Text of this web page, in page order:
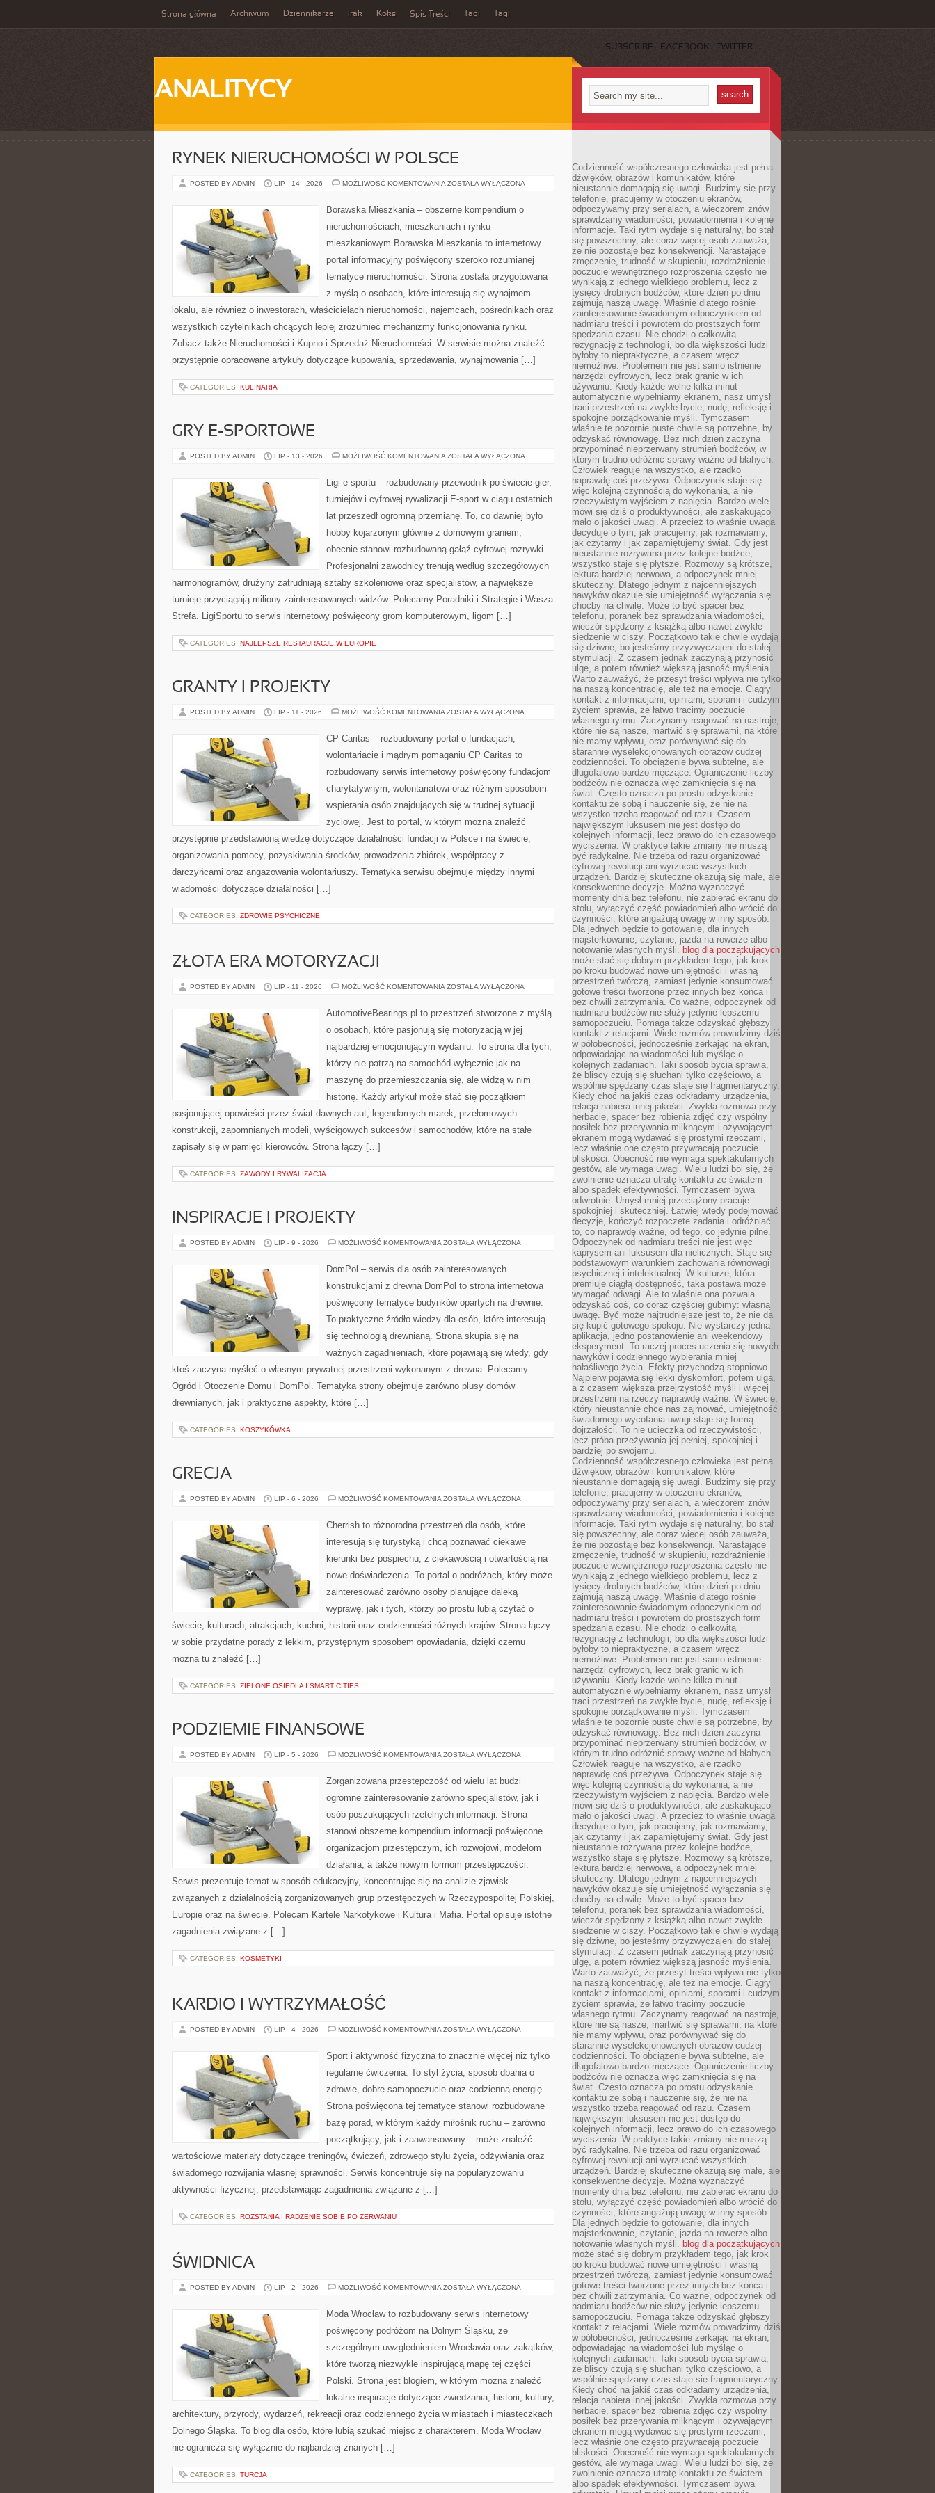
Strona główna Archiwum Dziennikarze Irak Koks Spis Treści Tagi Tagi
SUBSCRIBE FACEBOOK TWITTER
ANALITYCY
RYNEK NIERUCHOMOŚCI W POLSCE
POSTED BY ADMIN LIP - 14 - 2026 MOŻLIWOŚĆ KOMENTOWANIA RYNEK
POLSCE
ZOSTAŁA WYŁĄCZONA
Borawska Mieszkania – obszerne kompendium o
nieruchomościach, mieszkaniach i rynku
mieszkaniowym Borawska Mieszkania to internetowy
portal informacyjny poświęcony szeroko rozumianej
tematyce nieruchomości. Strona została przygotowana
z myślą o osobach, które interesują się wynajmem
lokalu, ale również o inwestorach, właścicielach nieruchomości, najemcach, pośrednikach oraz
wszystkich czytelnikach chcących lepiej zrozumieć mechanizmy funkcjonowania rynku.
Zobacz także Nieruchomości i Kupno i Sprzedaż Nieruchomości. W serwisie można znaleźć
przystępnie opracowane artykuły dotyczące kupowania, sprzedawania, wynajmowania […]
CATEGORIES: KULINARIA
GRY E-SPORTOWE
POSTED BY ADMIN LIP - 13 - 2026 MOŻLIWOŚĆ KOMENTOWANIA GRY
ZOSTAŁA WYŁĄCZONA
Ligi e-sportu – rozbudowany przewodnik po świecie gier,
turniejów i cyfrowej rywalizacji E-sport w ciągu ostatnich
lat przeszedł ogromną przemianę. To, co dawniej było
hobby kojarzonym głównie z domowym graniem,
obecnie stanowi rozbudowaną gałąź cyfrowej rozrywki.
Profesjonalni zawodnicy trenują według szczegółowych
harmonogramów, drużyny zatrudniają sztaby szkoleniowe oraz specjalistów, a największe
turnieje przyciągają miliony zainteresowanych widzów. Polecamy Poradniki i Strategie i Wasza
Strefa. LigiSportu to serwis internetowy poświęcony grom komputerowym, ligom […]
CATEGORIES: NAJLEPSZE RESTAURACJE W EUROPIE
GRANTY I PROJEKTY
POSTED BY ADMIN LIP - 11 - 2026 MOŻLIWOŚĆ KOMENTOWANIA GRANTY
ZOSTAŁA WYŁĄCZONA
CP Caritas – rozbudowany portal o fundacjach,
wolontariacie i mądrym pomaganiu CP Caritas to
rozbudowany serwis internetowy poświęcony fundacjom
charytatywnym, wolontariatowi oraz różnym sposobom
wspierania osób znajdujących się w trudnej sytuacji
życiowej. Jest to portal, w którym można znaleźć
przystępnie przedstawioną wiedzę dotyczące działalności fundacji w Polsce i na świecie,
organizowania pomocy, pozyskiwania środków, prowadzenia zbiórek, współpracy z
darczyńcami oraz angażowania wolontariuszy. Tematyka serwisu obejmuje między innymi
wiadomości dotyczące działalności […]
CATEGORIES: ZDROWIE PSYCHICZNE
ZŁOTA ERA MOTORYZACJI
POSTED BY ADMIN LIP - 11 - 2026 MOŻLIWOŚĆ KOMENTOWANIA ZŁOTA
ZOSTAŁA WYŁĄCZONA
AutomotiveBearings.pl to przestrzeń stworzone z myślą
o osobach, które pasjonują się motoryzacją w jej
najbardziej emocjonującym wydaniu. To strona dla tych,
którzy nie patrzą na samochód wyłącznie jak na
maszynę do przemieszczania się, ale widzą w nim
historię. Każdy artykuł może stać się początkiem
pasjonującej opowieści przez świat dawnych aut, legendarnych marek, przełomowych
konstrukcji, zapomnianych modeli, wyścigowych sukcesów i samochodów, które na stałe
zapisały się w pamięci kierowców. Strona łączy […]
CATEGORIES: ZAWODY I RYWALIZACJA
INSPIRACJE I PROJEKTY
POSTED BY ADMIN LIP - 9 - 2026 MOŻLIWOŚĆ KOMENTOWANIA INSPIRACJE
ZOSTAŁA WYŁĄCZONA
DomPol – serwis dla osób zainteresowanych
konstrukcjami z drewna DomPol to strona internetowa
poświęcony tematyce budynków opartych na drewnie.
To praktyczne źródło wiedzy dla osób, które interesują
się technologią drewnianą. Strona skupia się na
ważnych zagadnieniach, które pojawiają się wtedy, gdy
ktoś zaczyna myśleć o własnym prywatnej przestrzeni wykonanym z drewna. Polecamy
Ogród i Otoczenie Domu i DomPol. Tematyka strony obejmuje zarówno plusy domów
drewnianych, jak i praktyczne aspekty, które […]
CATEGORIES: KOSZYKÓWKA
GRECJA
POSTED BY ADMIN LIP - 6 - 2026 MOŻLIWOŚĆ KOMENTOWANIA GRECJA
ZOSTAŁA WYŁĄCZONA
Cherrish to różnorodna przestrzeń dla osób, które
interesują się turystyką i chcą poznawać ciekawe
kierunki bez pośpiechu, z ciekawością i otwartością na
nowe doświadczenia. To portal o podróżach, który może
zainteresować zarówno osoby planujące daleką
wyprawę, jak i tych, którzy po prostu lubią czytać o
świecie, kulturach, atrakcjach, kuchni, historii oraz codzienności różnych krajów. Strona łączy
w sobie przydatne porady z lekkim, przystępnym sposobem opowiadania, dzięki czemu
można tu znaleźć […]
CATEGORIES: ZIELONE OSIEDLA I SMART CITIES
PODZIEMIE FINANSOWE
POSTED BY ADMIN LIP - 5 - 2026 MOŻLIWOŚĆ KOMENTOWANIA PODZIEMIE
ZOSTAŁA WYŁĄCZONA
Zorganizowana przestępczość od wielu lat budzi
ogromne zainteresowanie zarówno specjalistów, jak i
osób poszukujących rzetelnych informacji. Strona
stanowi obszerne kompendium informacji poświęcone
organizacjom przestępczym, ich rozwojowi, modelom
działania, a także nowym formom przestępczości.
Serwis prezentuje temat w sposób edukacyjny, koncentrując się na analizie zjawisk
związanych z działalnością zorganizowanych grup przestępczych w Rzeczypospolitej Polskiej,
Europie oraz na świecie. Polecam Kartele Narkotykowe i Kultura i Mafia. Portal opisuje istotne
zagadnienia związane z […]
CATEGORIES: KOSMETYKI
KARDIO I WYTRZYMAŁOŚĆ
POSTED BY ADMIN LIP - 4 - 2026 MOŻLIWOŚĆ KOMENTOWANIA KARDIO
ZOSTAŁA WYŁĄCZONA
Sport i aktywność fizyczna to znacznie więcej niż tylko
regularne ćwiczenia. To styl życia, sposób dbania o
zdrowie, dobre samopoczucie oraz codzienną energię.
Strona poświęcona tej tematyce stanowi rozbudowane
bazę porad, w którym każdy miłośnik ruchu – zarówno
początkujący, jak i zaawansowany – może znaleźć
wartościowe materiały dotyczące treningów, ćwiczeń, zdrowego stylu życia, odżywiania oraz
świadomego rozwijania własnej sprawności. Serwis koncentruje się na popularyzowaniu
aktywności fizycznej, przedstawiając zagadnienia związane z […]
CATEGORIES: ROZSTANIA I RADZENIE SOBIE PO ZERWANIU
ŚWIDNICA
POSTED BY ADMIN LIP - 2 - 2026 MOŻLIWOŚĆ KOMENTOWANIA ŚWIDNICA
ZOSTAŁA WYŁĄCZONA
Moda Wrocław to rozbudowany serwis internetowy
poświęcony podróżom na Dolnym Śląsku, ze
szczególnym uwzględnieniem Wrocławia oraz zakątków,
które tworzą niezwykle inspirującą mapę tej części
Polski. Strona jest blogiem, w którym można znaleźć
lokalne inspiracje dotyczące zwiedzania, historii, kultury,
architektury, przyrody, wydarzeń, rekreacji oraz codziennego życia w miastach i miasteczkach
Dolnego Śląska. To blog dla osób, które lubią szukać miejsc z charakterem. Moda Wrocław
nie ogranicza się wyłącznie do najbardziej znanych […]
CATEGORIES: TURCJA
Codzienność współczesnego człowieka jest pełna
dźwięków, obrazów i komunikatów, które
nieustannie domagają się uwagi. Budzimy się przy
telefonie, pracujemy w otoczeniu ekranów,
odpoczywamy przy serialach, a wieczorem znów
sprawdzamy wiadomości, powiadomienia i kolejne
informacje. Taki rytm wydaje się naturalny, bo stał
się powszechny, ale coraz więcej osób zauważa,
że nie pozostaje bez konsekwencji. Narastające
zmęczenie, trudność w skupieniu, rozdrażnienie i
poczucie wewnętrznego rozproszenia często nie
wynikają z jednego wielkiego problemu, lecz z
tysięcy drobnych bodźców, które dzień po dniu
zajmują naszą uwagę. Właśnie dlatego rośnie
zainteresowanie świadomym odpoczynkiem od
nadmiaru treści i powrotem do prostszych form
spędzania czasu. Nie chodzi o całkowitą
rezygnację z technologii, bo dla większości ludzi
byłoby to niepraktyczne, a czasem wręcz
niemożliwe. Problemem nie jest samo istnienie
narzędzi cyfrowych, lecz brak granic w ich
używaniu. Kiedy każde wolne kilka minut
automatycznie wypełniamy ekranem, nasz umysł
traci przestrzeń na zwykłe bycie, nudę, refleksję i
spokojne porządkowanie myśli. Tymczasem
właśnie te pozornie puste chwile są potrzebne, by
odzyskać równowagę. Bez nich dzień zaczyna
przypominać nieprzerwany strumień bodźców, w
którym trudno odróżnić sprawy ważne od błahych.
Człowiek reaguje na wszystko, ale rzadko
naprawdę coś przeżywa. Odpoczynek staje się
więc kolejną czynnością do wykonania, a nie
rzeczywistym wyjściem z napięcia. Bardzo wiele
mówi się dziś o produktywności, ale zaskakująco
mało o jakości uwagi. A przecież to właśnie uwaga
decyduje o tym, jak pracujemy, jak rozmawiamy,
jak czytamy i jak zapamiętujemy świat. Gdy jest
nieustannie rozrywana przez kolejne bodźce,
wszystko staje się płytsze. Rozmowy są krótsze,
lektura bardziej nerwowa, a odpoczynek mniej
skuteczny. Dlatego jednym z najcenniejszych
nawyków okazuje się umiejętność wyłączania się
choćby na chwilę. Może to być spacer bez
telefonu, poranek bez sprawdzania wiadomości,
wieczór spędzony z książką albo nawet zwykłe
siedzenie w ciszy. Początkowo takie chwile wydają
się dziwne, bo jesteśmy przyzwyczajeni do stałej
stymulacji. Z czasem jednak zaczynają przynosić
ulgę, a potem również większą jasność myślenia.
Warto zauważyć, że przesyt treści wpływa nie tylko
na naszą koncentrację, ale też na emocje. Ciągły
kontakt z informacjami, opiniami, sporami i cudzym
życiem sprawia, że łatwo tracimy poczucie
własnego rytmu. Zaczynamy reagować na nastroje,
które nie są nasze, martwić się sprawami, na które
nie mamy wpływu, oraz porównywać się do
starannie wyselekcjonowanych obrazów cudzej
codzienności. To obciążenie bywa subtelne, ale
długofalowo bardzo męczące. Ograniczenie liczby
bodźców nie oznacza więc zamknięcia się na
świat. Często oznacza po prostu odzyskanie
kontaktu ze sobą i nauczenie się, że nie na
wszystko trzeba reagować od razu. Czasem
największym luksusem nie jest dostęp do
kolejnych informacji, lecz prawo do ich czasowego
wyciszenia. W praktyce takie zmiany nie muszą
być radykalne. Nie trzeba od razu organizować
cyfrowej rewolucji ani wyrzucać wszystkich
urządzeń. Bardziej skuteczne okazują się małe, ale
konsekwentne decyzje. Można wyznaczyć
momenty dnia bez telefonu, nie zabierać ekranu do
stołu, wyłączyć część powiadomień albo wrócić do
czynności, które angażują uwagę w inny sposób.
Dla jednych będzie to gotowanie, dla innych
majsterkowanie, czytanie, jazda na rowerze albo
notowanie własnych myśli. blog dla początkujących
może stać się dobrym przykładem tego, jak krok
po kroku budować nowe umiejętności i własną
przestrzeń twórczą, zamiast jedynie konsumować
gotowe treści tworzone przez innych bez końca i
bez chwili zatrzymania. Co ważne, odpoczynek od
nadmiaru bodźców nie służy jedynie lepszemu
samopoczuciu. Pomaga także odzyskać głębszy
kontakt z relacjami. Wiele rozmów prowadzimy dziś
w półobecności, jednocześnie zerkając na ekran,
odpowiadając na wiadomości lub myśląc o
kolejnych zadaniach. Taki sposób bycia sprawia,
że bliscy czują się słuchani tylko częściowo, a
wspólnie spędzany czas staje się fragmentaryczny.
Kiedy choć na jakiś czas odkładamy urządzenia,
relacja nabiera innej jakości. Zwykła rozmowa przy
herbacie, spacer bez robienia zdjęć czy wspólny
posiłek bez przerywania milknącym i ożywającym
ekranem mogą wydawać się prostymi rzeczami,
lecz właśnie one często przywracają poczucie
bliskości. Obecność nie wymaga spektakularnych
gestów, ale wymaga uwagi. Wielu ludzi boi się, że
zwolnienie oznacza utratę kontaktu ze światem
albo spadek efektywności. Tymczasem bywa
odwrotnie. Umysł mniej przeciążony pracuje
spokojniej i skuteczniej. Łatwiej wtedy podejmować
decyzje, kończyć rozpoczęte zadania i odróżniać
to, co naprawdę ważne, od tego, co jedynie pilne.
Odpoczynek od nadmiaru treści nie jest więc
kaprysem ani luksusem dla nielicznych. Staje się
podstawowym warunkiem zachowania równowagi
psychicznej i intelektualnej. W kulturze, która
premiuje ciągłą dostępność, taka postawa może
wymagać odwagi. Ale to właśnie ona pozwala
odzyskać coś, co coraz częściej gubimy: własną
uwagę. Być może najtrudniejsze jest to, że nie da
się kupić gotowego spokoju. Nie wystarczy jedna
aplikacja, jedno postanowienie ani weekendowy
eksperyment. To raczej proces uczenia się nowych
nawyków i codziennego wybierania mniej
hałaśliwego życia. Efekty przychodzą stopniowo.
Najpierw pojawia się lekki dyskomfort, potem ulga,
a z czasem większa przejrzystość myśli i więcej
przestrzeni na rzeczy naprawdę ważne. W świecie,
który nieustannie chce nas zajmować, umiejętność
świadomego wycofania uwagi staje się formą
dojrzałości. To nie ucieczka od rzeczywistości,
lecz próba przeżywania jej pełniej, spokojniej i
bardziej po swojemu.
Codzienność współczesnego człowieka jest pełna
dźwięków, obrazów i komunikatów, które
nieustannie domagają się uwagi. Budzimy się przy
telefonie, pracujemy w otoczeniu ekranów,
odpoczywamy przy serialach, a wieczorem znów
sprawdzamy wiadomości, powiadomienia i kolejne
informacje. Taki rytm wydaje się naturalny, bo stał
się powszechny, ale coraz więcej osób zauważa,
że nie pozostaje bez konsekwencji. Narastające
zmęczenie, trudność w skupieniu, rozdrażnienie i
poczucie wewnętrznego rozproszenia często nie
wynikają z jednego wielkiego problemu, lecz z
tysięcy drobnych bodźców, które dzień po dniu
zajmują naszą uwagę. Właśnie dlatego rośnie
zainteresowanie świadomym odpoczynkiem od
nadmiaru treści i powrotem do prostszych form
spędzania czasu. Nie chodzi o całkowitą
rezygnację z technologii, bo dla większości ludzi
byłoby to niepraktyczne, a czasem wręcz
niemożliwe. Problemem nie jest samo istnienie
narzędzi cyfrowych, lecz brak granic w ich
używaniu. Kiedy każde wolne kilka minut
automatycznie wypełniamy ekranem, nasz umysł
traci przestrzeń na zwykłe bycie, nudę, refleksję i
spokojne porządkowanie myśli. Tymczasem
właśnie te pozornie puste chwile są potrzebne, by
odzyskać równowagę. Bez nich dzień zaczyna
przypominać nieprzerwany strumień bodźców, w
którym trudno odróżnić sprawy ważne od błahych.
Człowiek reaguje na wszystko, ale rzadko
naprawdę coś przeżywa. Odpoczynek staje się
więc kolejną czynnością do wykonania, a nie
rzeczywistym wyjściem z napięcia. Bardzo wiele
mówi się dziś o produktywności, ale zaskakująco
mało o jakości uwagi. A przecież to właśnie uwaga
decyduje o tym, jak pracujemy, jak rozmawiamy,
jak czytamy i jak zapamiętujemy świat. Gdy jest
nieustannie rozrywana przez kolejne bodźce,
wszystko staje się płytsze. Rozmowy są krótsze,
lektura bardziej nerwowa, a odpoczynek mniej
skuteczny. Dlatego jednym z najcenniejszych
nawyków okazuje się umiejętność wyłączania się
choćby na chwilę. Może to być spacer bez
telefonu, poranek bez sprawdzania wiadomości,
wieczór spędzony z książką albo nawet zwykłe
siedzenie w ciszy. Początkowo takie chwile wydają
się dziwne, bo jesteśmy przyzwyczajeni do stałej
stymulacji. Z czasem jednak zaczynają przynosić
ulgę, a potem również większą jasność myślenia.
Warto zauważyć, że przesyt treści wpływa nie tylko
na naszą koncentrację, ale też na emocje. Ciągły
kontakt z informacjami, opiniami, sporami i cudzym
życiem sprawia, że łatwo tracimy poczucie
własnego rytmu. Zaczynamy reagować na nastroje,
które nie są nasze, martwić się sprawami, na które
nie mamy wpływu, oraz porównywać się do
starannie wyselekcjonowanych obrazów cudzej
codzienności. To obciążenie bywa subtelne, ale
długofalowo bardzo męczące. Ograniczenie liczby
bodźców nie oznacza więc zamknięcia się na
świat. Często oznacza po prostu odzyskanie
kontaktu ze sobą i nauczenie się, że nie na
wszystko trzeba reagować od razu. Czasem
największym luksusem nie jest dostęp do
kolejnych informacji, lecz prawo do ich czasowego
wyciszenia. W praktyce takie zmiany nie muszą
być radykalne. Nie trzeba od razu organizować
cyfrowej rewolucji ani wyrzucać wszystkich
urządzeń. Bardziej skuteczne okazują się małe, ale
konsekwentne decyzje. Można wyznaczyć
momenty dnia bez telefonu, nie zabierać ekranu do
stołu, wyłączyć część powiadomień albo wrócić do
czynności, które angażują uwagę w inny sposób.
Dla jednych będzie to gotowanie, dla innych
majsterkowanie, czytanie, jazda na rowerze albo
notowanie własnych myśli. blog dla początkujących
może stać się dobrym przykładem tego, jak krok
po kroku budować nowe umiejętności i własną
przestrzeń twórczą, zamiast jedynie konsumować
gotowe treści tworzone przez innych bez końca i
bez chwili zatrzymania. Co ważne, odpoczynek od
nadmiaru bodźców nie służy jedynie lepszemu
samopoczuciu. Pomaga także odzyskać głębszy
kontakt z relacjami. Wiele rozmów prowadzimy dziś
w półobecności, jednocześnie zerkając na ekran,
odpowiadając na wiadomości lub myśląc o
kolejnych zadaniach. Taki sposób bycia sprawia,
że bliscy czują się słuchani tylko częściowo, a
wspólnie spędzany czas staje się fragmentaryczny.
Kiedy choć na jakiś czas odkładamy urządzenia,
relacja nabiera innej jakości. Zwykła rozmowa przy
herbacie, spacer bez robienia zdjęć czy wspólny
posiłek bez przerywania milknącym i ożywającym
ekranem mogą wydawać się prostymi rzeczami,
lecz właśnie one często przywracają poczucie
bliskości. Obecność nie wymaga spektakularnych
gestów, ale wymaga uwagi. Wielu ludzi boi się, że
zwolnienie oznacza utratę kontaktu ze światem
albo spadek efektywności. Tymczasem bywa